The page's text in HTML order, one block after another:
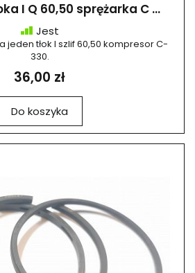
I Q 60,50 sprężarka C ...
Jest
jeden tłok I szlif 60,50 kompresor C-
330.
36,00 zł
Do koszyka